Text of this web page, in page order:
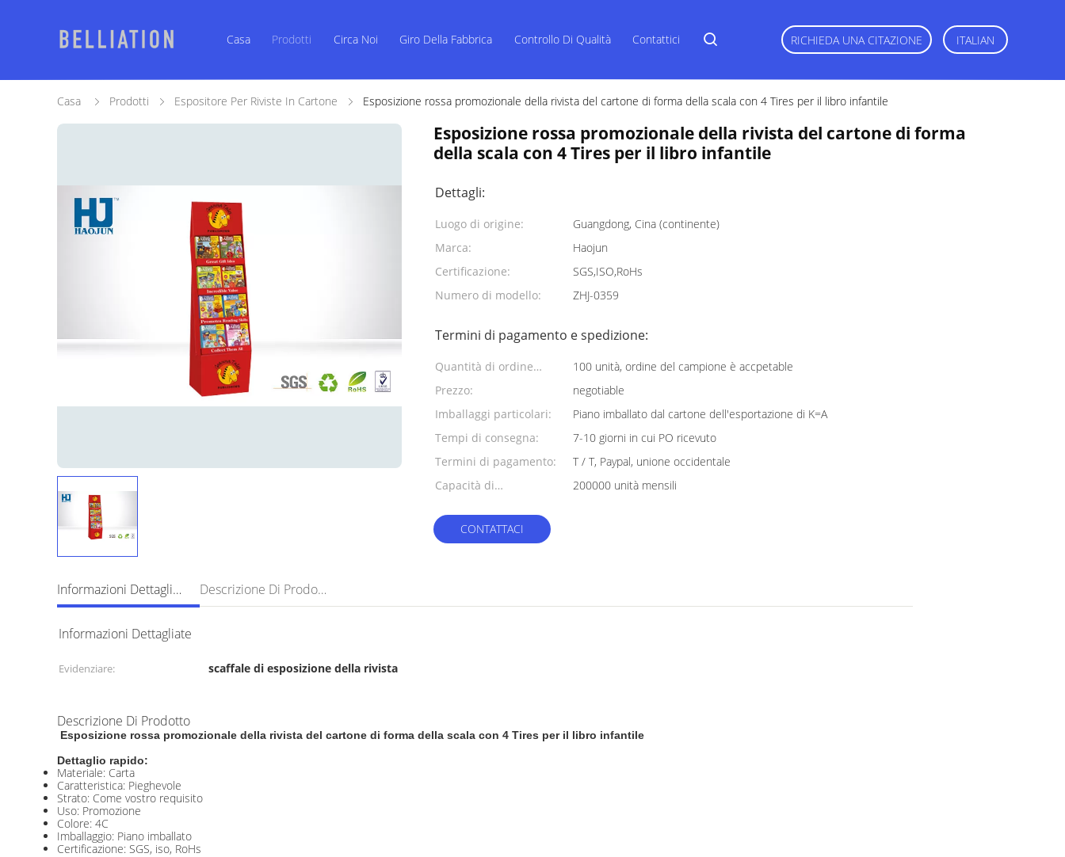
Casa Prodotti Circa Noi Giro Della Fabbrica Controllo Di Qualità Contattici RICHIEDA UNA CITAZIONE ITALIAN
Casa Prodotti Espositore Per Riviste In Cartone Esposizione rossa promozionale della rivista del cartone di forma della scala con 4 Tires per il libro infantile
Esposizione rossa promozionale della rivista del cartone di forma
della scala con 4 Tires per il libro infantile
Dettagli:
Luogo di origine:
Guangdong, Cina (continente)
Marca:
Haojun
Certificazione:
SGS,ISO,RoHs
Numero di modello:
ZHJ-0359
Termini di pagamento e spedizione:
Quantità di ordine
minimo:
100 unità, ordine del campione è accpetable
Prezzo:
negotiable
Imballaggi particolari:
Piano imballato dal cartone dell'esportazione di K=A
Tempi di consegna:
7-10 giorni in cui PO ricevuto
Termini di pagamento:
T / T, Paypal, unione occidentale
Capacità di
200000 unità mensili
CONTATTACI
Informazioni Dettagliate Descrizione Di Prodotto
Informazioni Dettagliate
Evidenziare: scaffale di esposizione della rivista
Descrizione Di Prodotto
Esposizione rossa promozionale della rivista del cartone di forma della scala con 4 Tires per il libro infantile
Dettaglio rapido:
Materiale: Carta
Caratteristica: Pieghevole
Strato: Come vostro requisito
Uso: Promozione
Colore: 4C
Imballaggio: Piano imballato
Certificazione: SGS, iso, RoHs